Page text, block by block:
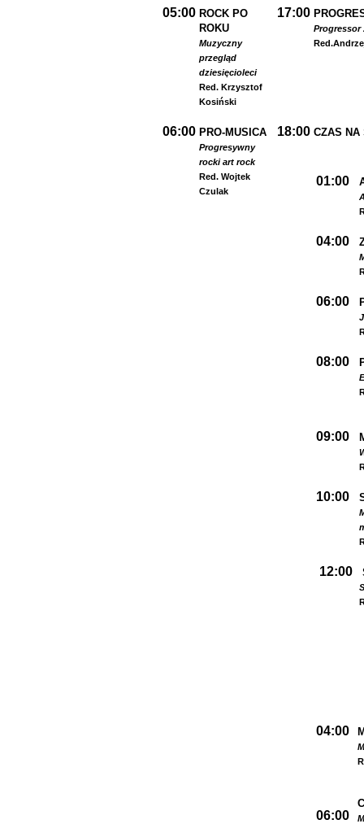
05:00 ROCK PO
ROKU
Muzyczny
przegląd
dziesięcioleci
Red. Krzysztof
Kosiński
17:00
Progressor
Red.
06:00 PRO-MUSICA
Progresywny
rocki art rock
Red. Wojtek
Czulak
18:00 CZAS NA
01:00
04:00
06:00
08:00
09:00
10:00
12:00
04:00
06:00